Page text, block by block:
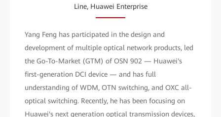
Line, Huawei Enterprise
Yang Feng has participated in the design and
development of multiple optical network products, led
the Go-To-Market (GTM) of OSN 902 — Huawei's
first-generation DCI device — and has full
understanding of WDM, OTN switching, and OXC all-
optical switching. Recently, he has been focusing on
Huawei's next generation optical transmission devices,